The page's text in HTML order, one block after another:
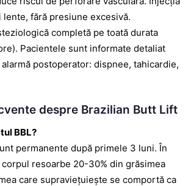
lente, fără presiune excesivă.
completă pe toată durata
Pacientele sunt informate detaliat
postoperator: dispnee, tahicardie,
despre Brazilian Butt Lift
BBL?
permanente după primele 3 luni. În
resoarbe 20-30% din grăsimea
care supraviețuiește se comportă ca